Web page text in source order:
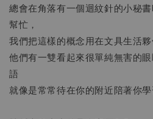
總會在角落有一個迴紋針的小秘
幫忙，
我們把這樣的概念用在文具生活
他們有一雙看起來很單純無害的
語
就像是常常待在你的附近陪著你